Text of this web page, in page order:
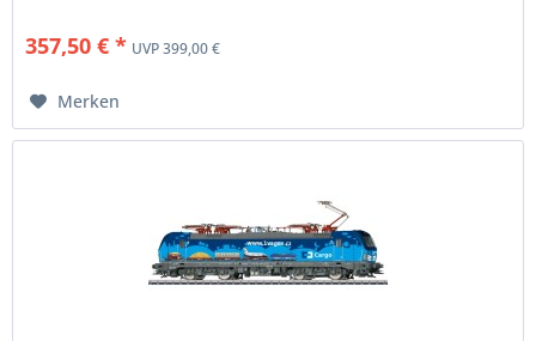
357,50 € * UVP 399,00 €
Merken